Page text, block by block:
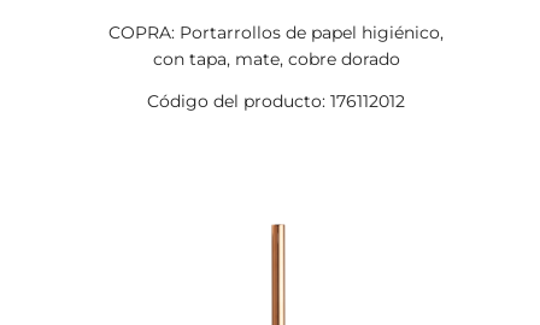
COPRA: Portarrollos de papel higiénico,
con tapa, mate, cobre dorado
Código del producto: 176112012